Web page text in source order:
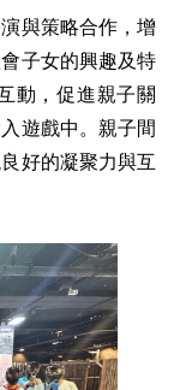
與策略合作，增
子女的興趣及特
動，促進親子關
遊戲中。親子間
好的凝聚力與互